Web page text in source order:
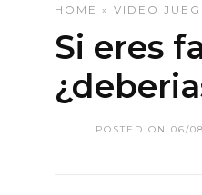
HOME » VIDEO
Si eres
POSTED ON 06/